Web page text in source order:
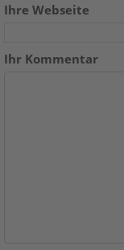
Ihre Webseite
Ihr Kommentar